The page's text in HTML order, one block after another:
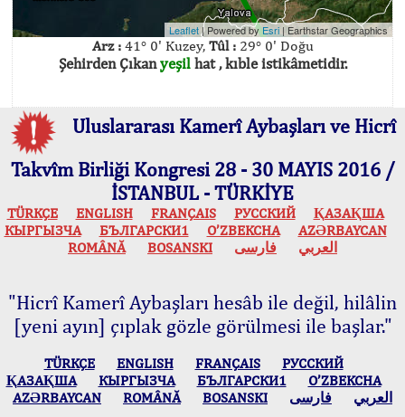
Leaflet| Powered byEsri |Earthstar Geographics
Arz :41° 0' Kuzey, Tûl :29° 0' Doğu
Şehirden Çıkanyeşilhat , kıble istikâmetidir.
Uluslararası Kamerî Aybaşları ve Hicrî
Takvîm Birliği Kongresi 28 - 30 MAYIS 2016 /
İSTANBUL - TÜRKİYE
TÜRKÇE ENGLISH FRANÇAIS РУССКИЙ
ҚАЗАҚША
КЫPГЫЗЧA
БЪЛГАРСКИ1 O’ZBEKCHA
AZӘRBAYCAN
ROMÂNĂ
BOSANSKI العربي فارسی
"Hicrî Kamerî Aybaşları hesâb ile değil, hilâlin
[yeni ayın] çıplak gözle görülmesi ile başlar."
TÜRKÇE ENGLISH FRANÇAIS
РУССКИЙ
ҚАЗАҚША
КЫPГЫЗЧA БЪЛГАРСКИ1
O’ZBEKCHA
AZӘRBAYCAN
ROMÂNĂ BOSANSKI العربي فارسی